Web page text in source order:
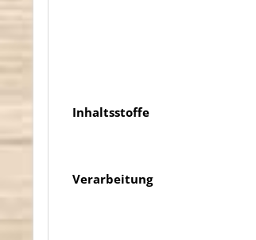
Inhaltsstoffe
Verarbeitung